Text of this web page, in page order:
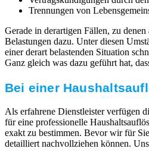
Trennungen von
Gerade in derartigen Fällen, zu
Belastungen dazu. Unter diesen
einer derart belastenden Situation
Ganz gleich was dazu geführt hat,
Bei einer
Als erfahrene Dienstleister verfügen
für eine professionelle
exakt zu bestimmen. Bevor wir für
detailliert nachvollziehen können.